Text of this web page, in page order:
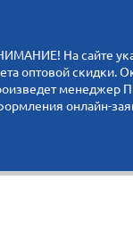
На сайте
оптовой скидки.
менеджер
онлайн-